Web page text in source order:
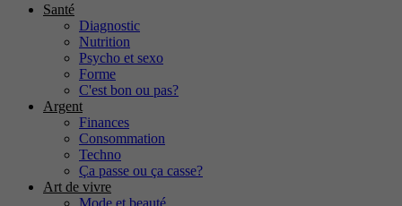
Santé
Diagnostic
Nutrition
Psycho et sexo
Forme
C'est bon ou pas?
Argent
Finances
Consommation
Techno
Ça passe ou ça casse?
Art de vivre
Mode et beauté